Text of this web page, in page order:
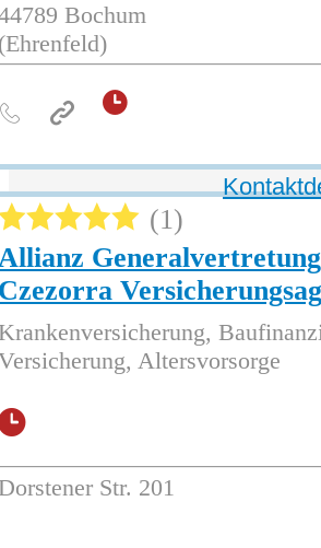
Bochum
Altersvorsorge
1
Str. 201